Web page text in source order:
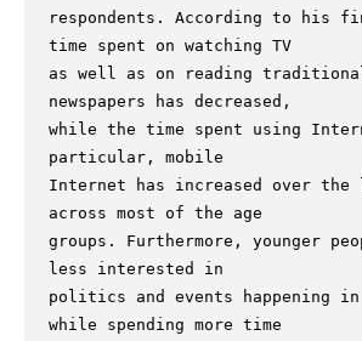
respondents. According to his
time spent on watching TV
as well as on reading
newspapers has decreased,
while the time spent using
particular, mobile
Internet has increased over the
across most of the age
groups. Furthermore, younger
less interested in
politics and events happening
while spending more time